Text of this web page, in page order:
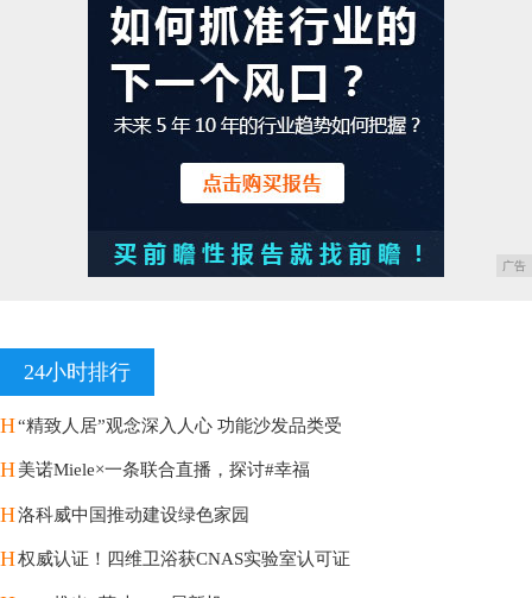
广告
24小时排行
H“精致人居”观念深入人心 功能沙发品类受
H美诺Miele×一条联合直播，探讨#幸福
H洛科威中国推动建设绿色家园
H权威认证！四维卫浴获CNAS实验室认可证